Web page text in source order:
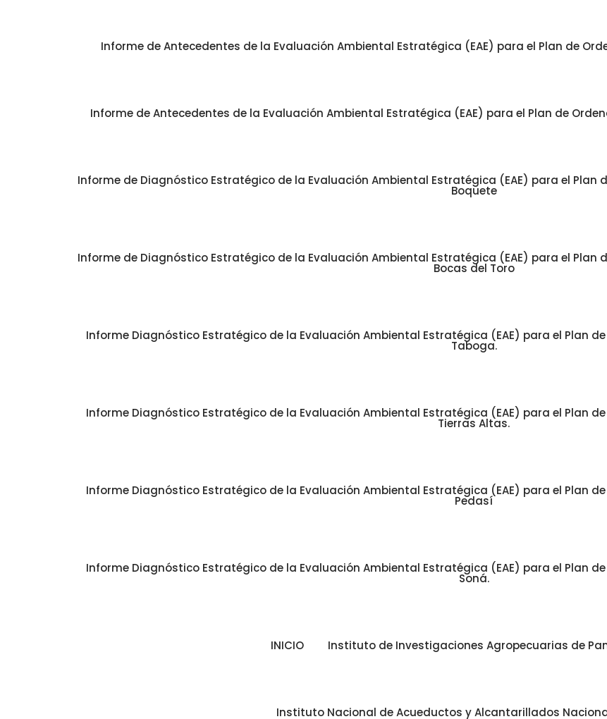
Informe de Antecedentes de la Evaluación Ambiental Estratégica (EAE) para el Plan de
Informe de Antecedentes de la Evaluación Ambiental Estratégica (EAE) para el Plan de
Informe de Diagnóstico Estratégico de la Evaluación Ambiental Estratégica (EAE) para el Plan
Boquete
Informe de Diagnóstico Estratégico de la Evaluación Ambiental Estratégica (EAE) para el Plan
Bocas del Toro
Informe Diagnóstico Estratégico de la Evaluación Ambiental Estratégica (EAE) para el Plan
Taboga.
Informe Diagnóstico Estratégico de la Evaluación Ambiental Estratégica (EAE) para el Plan
Tierras Altas.
Informe Diagnóstico Estratégico de la Evaluación Ambiental Estratégica (EAE) para el Plan
Pedasí
Informe Diagnóstico Estratégico de la Evaluación Ambiental Estratégica (EAE) para el Plan
Soná.
INICIO Instituto de Investigaciones Agropecuarias de
Instituto Nacional de Acueductos y Alcantarillados